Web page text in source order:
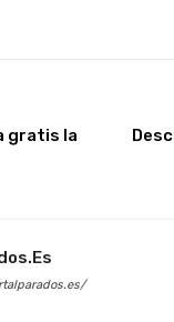
gratis la